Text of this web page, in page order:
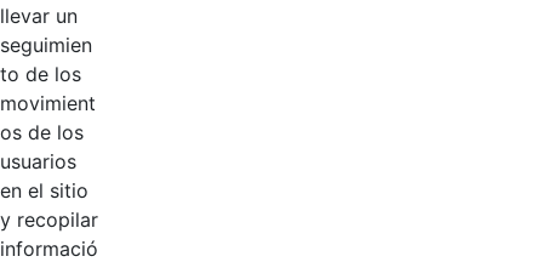
Inicio
Selección del elemento
Nombre
llevar un
seguimien
to de los
movimient
os de los
usuarios
en el sitio
y recopilar
informació